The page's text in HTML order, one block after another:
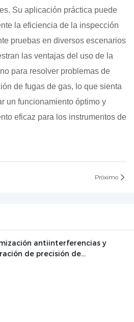
Su aplicación práctica puede
la eficiencia de la inspección
pruebas en diversos escenarios
las ventajas del uso de la
para resolver problemas de
de fugas de gas, lo que sienta
un funcionamiento óptimo y
eficaz para los instrumentos de
Próximo
antiinterferencias y
de precisión de